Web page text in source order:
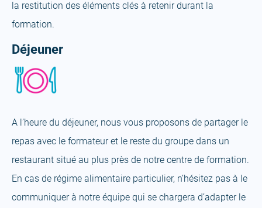
la restitution des éléments clés à retenir durant la
formation.
Déjeuner
A l’heure du déjeuner, nous vous proposons de partager le
repas avec le formateur et le reste du groupe dans un
restaurant situé au plus près de notre centre de formation.
En cas de régime alimentaire particulier, n’hésitez pas à le
communiquer à notre équipe qui se chargera d’adapter le